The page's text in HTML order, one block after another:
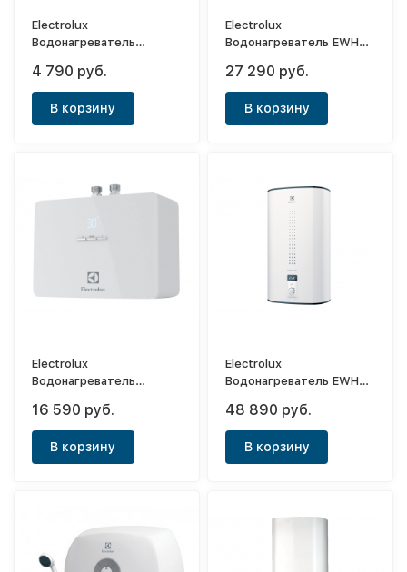
Electrolux
Водонагреватель
проточный Smartfix 2.0 T
(5,5 kW) - кран
4 790 руб.
В корзину
Electrolux
Водонагреватель EWH
27 290 руб.
В корзину
Electrolux
Водонагреватель
проточный Aquatronic
Digital NPX 6
16 590 руб.
В корзину
Electrolux
Водонагреватель EWH
48 890 руб.
В корзину